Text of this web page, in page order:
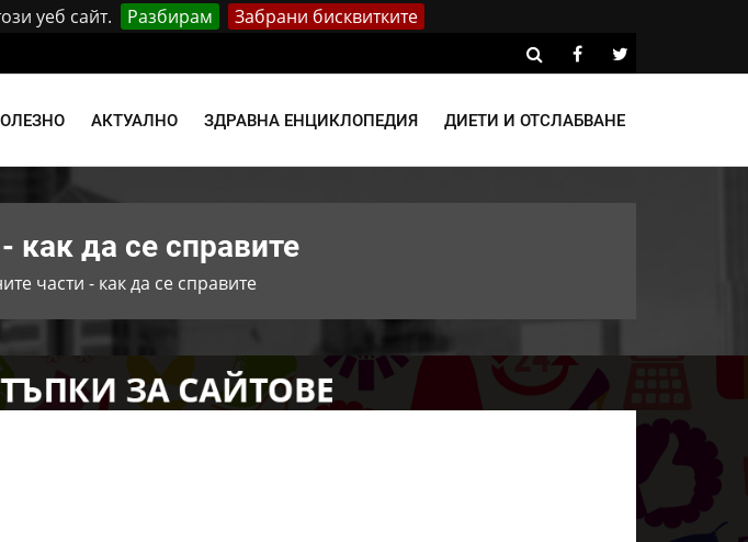
уеб сайт. Разбирам Забрани бисквитките
АКТУАЛНО ЗДРАВНА ЕНЦИКЛОПЕДИЯ ДИЕТИ И ОТСЛАБВАНЕ
как да се справите
части - как да се справите